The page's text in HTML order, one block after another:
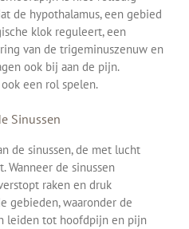
de hypothalamus, een gebied
klok reguleert, een
van de trigeminuszenuw en
ook bij aan de pijn.
een rol spelen.
Sinussen
de sinussen, de met lucht
Wanneer de sinussen
raken en druk
gebieden, waaronder de
leiden tot hoofdpijn en pijn